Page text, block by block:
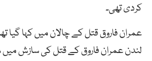
کردی تھی۔
عمران فاروق قتل کے چالان میں کہا گیا تھا
لندن عمران فاروق کے قتل کی سازش